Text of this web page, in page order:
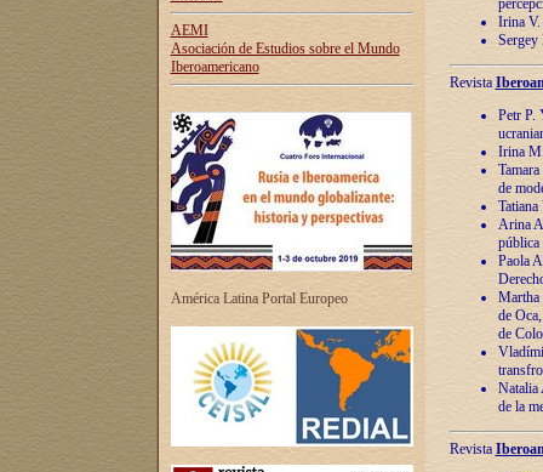
AEMI
Asociación de Estudios sobre el Mundo
Iberoamericano
América Latina Portal Europeo
Irina V.
Sergey
Revista
Petr P.
Irina
de
Arina
pública
Paola
Martha
de
de
Natalia
de la
Revista